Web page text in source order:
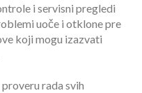
i servisni pregledi
uoče i otklone pre
koji mogu izazvati
rada svih